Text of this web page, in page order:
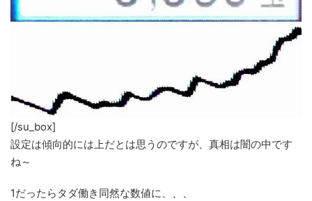
[/su_box]
設定は傾向的には上だとは思うのですが、真相は闇の中です
ね～
1だったらタダ働き同然な数値に、、、